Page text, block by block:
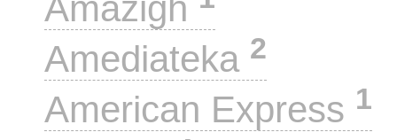
Amazigh
Amediateka 2
American Express 1